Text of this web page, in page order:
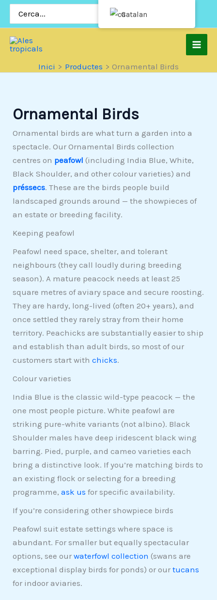
Salta
Inici Productes Ornamental Birds
Ornamental Birds
Ornamental birds are what turn a garden into a
spectacle. Our Ornamental Birds collection
centres on peafowl (including India Blue, White,
Black Shoulder, and other colour varieties) and
préssecs. These are the birds people build
landscaped grounds around — the showpieces of
an estate or breeding facility.
Keeping peafowl
Peafowl need space, shelter, and tolerant
neighbours (they call loudly during breeding
season). A mature peacock needs at least 25
square metres of aviary space and secure roosting.
They are hardy, long-lived (often 20+ years), and
once settled they rarely stray from their home
territory. Peachicks are substantially easier to ship
and establish than adult birds, so most of our
customers start withchicks.
Colour varieties
India Blue is the classic wild-type peacock — the
one most people picture. White peafowl are
striking pure-white variants (not albino). Black
Shoulder males have deep iridescent black wing
barring. Pied, purple, and cameo varieties each
bring a distinctive look. If you’re matching birds to
an existing flock or selecting for a breeding
programme,ask us for specific availability.
If you’re considering other showpiece birds
Peafowl suit estate settings where space is
abundant. For smaller but equally spectacular
options, see ourwaterfowl collection (swans are
exceptional display birds for ponds) or ourtucans
for indoor aviaries.
Catalan